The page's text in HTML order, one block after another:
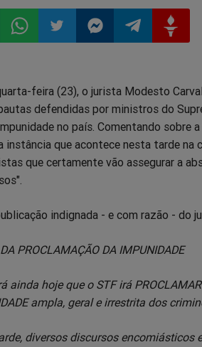
no
Whatsapp
no
Twitter
no
Messenger
no
Telegram
no
Gettr
feira (23), o jurista Modesto
defendidas por ministros do
no país. Comentando sobre
instância que acontece nesta tarde na
que certamente vão assegurar a
indignada - e com razão - do
PROCLAMAÇÃO DA IMPUNIDADE
ainda hoje que o STF irá
ampla, geral e irrestrita dos
diversos discursos encomiásticos